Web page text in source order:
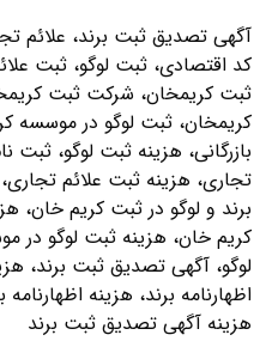
آگهی تصدیق ثبت برند، علائم
کد اقتصادی، ثبت لوگو، ثبت
ثبت کریمخان، شرکت ثبت
کریمخان، ثبت لوگو در موسسه
بازرگانی، هزینه ثبت لوگو، ثبت
تجاری، هزینه ثبت علائم
برند و لوگو در ثبت کریم خان،
کریم خان، هزینه ثبت لوگو در
لوگو، آگهی تصدیق ثبت برند،
اظهارنامه برند، هزینه
هزینه آگهی تصدیق ثبت برند